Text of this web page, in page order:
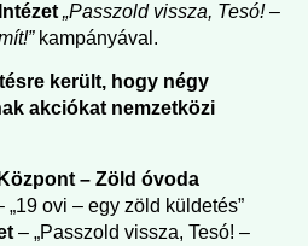
„Passzold vissza, Tesó! –
kampányával.
került, hogy négy
akciókat nemzetközi
– Zöld óvoda
„19 ovi – egy zöld küldetés”
– „Passzold vissza, Tesó! –